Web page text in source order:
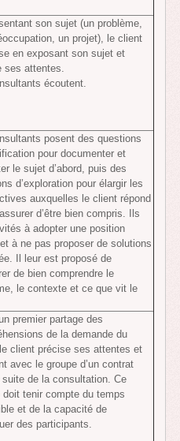
son sujet (un problème,
un projet), le client
en exposant son sujet et
ses attentes.
écoutent.
posent des questions
pour documenter et
le sujet d’abord, puis des
d’exploration pour élargir les
auxquelles le client répond
d’être bien compris. Ils
à adopter une position
à ne pas proposer de solutions
Il leur est proposé de
de bien comprendre le
le contexte et ce que vit le
premier partage des
de la demande du
client précise ses attentes et
avec le groupe d’un contrat
suite de la consultation. Ce
doit tenir compte du temps
et de la capacité de
des participants.